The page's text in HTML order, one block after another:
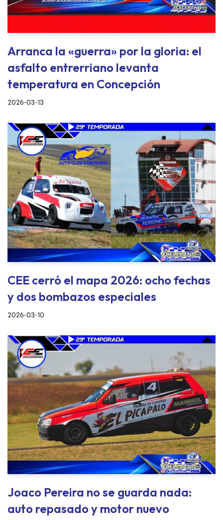
Arranca la «guerra» por la gloria: el
asfalto entrerriano levanta
temperatura en Concepción
2026-03-13
CEE cerró el mapa 2026: ocho fechas
y dos bombazos especiales
2026-03-10
Joaco Pereira no se guarda nada:
auto repasado y motor nuevo